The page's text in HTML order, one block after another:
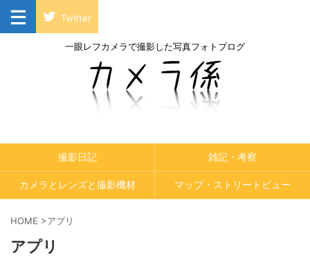
Twitter
一眼レフカメラで撮影した写真フォトブログ
撮影日記 雑記・考察
カメラとレンズと撮影機材 マップ・ストリートビュー
HOME >アプリ
アプリ